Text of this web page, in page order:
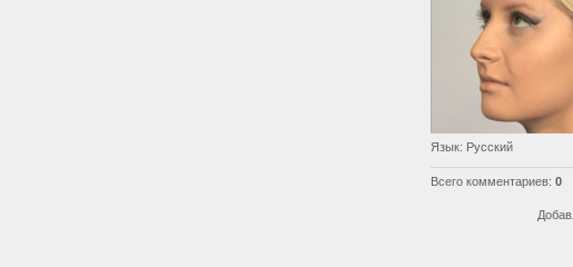
Язык: Русский
Всего комментариев: 0